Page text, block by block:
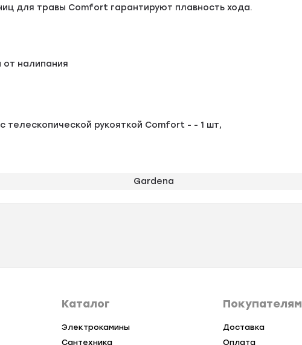
для травы Comfort гарантируют плавность хода.
налипания
рукояткой Comfort - - 1 шт,
Gardena
Каталог
Электрокамины
Сантехника
Покупателям
Доставка
Оплата